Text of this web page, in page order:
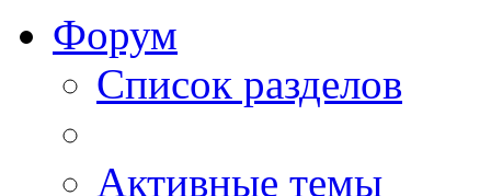
Форум
Список разделов
Активные темы